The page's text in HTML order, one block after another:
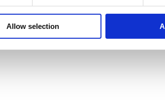
Allow selection